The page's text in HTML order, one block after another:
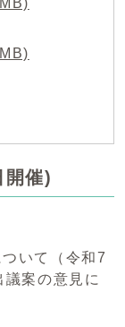
開催)
いて（令和7
案の意見に